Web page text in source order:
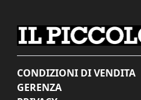
CONDIZIONI DI VENDITA
GERENZA